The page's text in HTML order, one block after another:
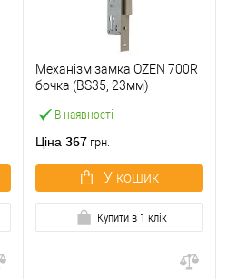
В наявності
Механізм замка OZEN 700R
бочка (BS35, 23мм)
Ціна 367 грн.
У кошик
Купити в 1 клік